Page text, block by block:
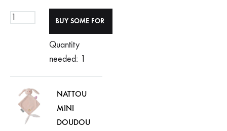
Quantity
needed: 1
NATTOU
MINI
DOUDOU